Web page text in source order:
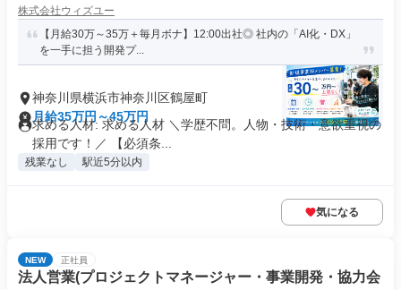
株式会社ウィズユー
【月給30万～35万＋毎月ボナ】12:00出社◎ 社内の「AI化・DX」
を一手に担う開発プ...
神奈川県横浜市神奈川区鶴屋町
月給35万円～45万円
求める人材: 求める人材 ＼学歴不問。人物・技術・意欲重視の
採用です！／ 【必須条...
残業なし 駅近5分以内
気になる
NEW 正社員
法人営業(プロジェクトマネージャー・事業開発・協力会